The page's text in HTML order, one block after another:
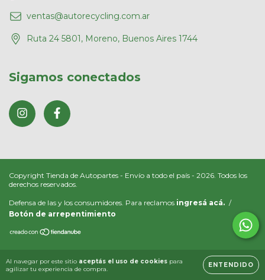
Al navegar por este sitio aceptás el uso de cookies para
agilizar tu experiencia de compra.
ENTENDIDO
ventas@autorecycling.com.ar
Ruta 24 5801, Moreno, Buenos Aires 1744
Sigamos conectados
Copyright Tienda de Autopartes - Envío a todo el país - 2026. Todos los
derechos reservados.
Defensa de las y los consumidores. Para reclamos ingresá acá. /
Botón de arrepentimiento